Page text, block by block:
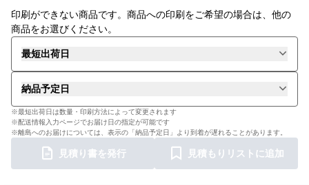
印刷ができない商品です。商品への印刷をご希望の場合は、他の
商品をお選びください。
最短出荷日
納品予定日
※最短出荷日は数量・印刷方法によって変更されます
※配送情報入力ページでお届け日の指定が可能です
※離島へのお届けについては、表示の「納品予定日」より到着が遅れることがあります。
見積り書を発行 見積もりリストに追加